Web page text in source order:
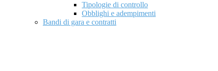
Tipologie di controllo
Obblighi e adempimenti
Bandi di gara e contratti